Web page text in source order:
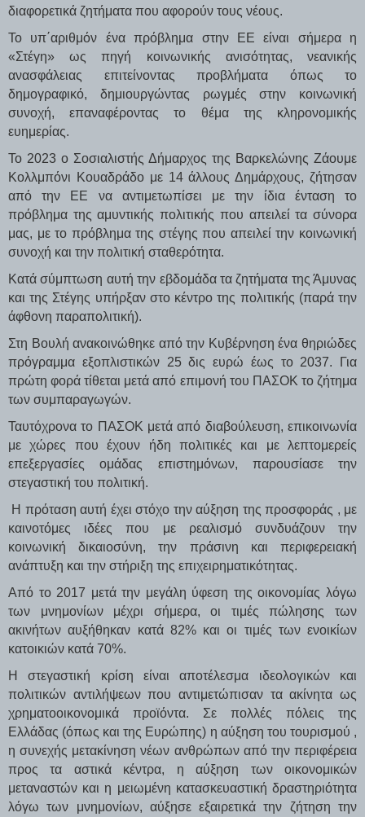
διαφορετικά ζητήματα που αφορούν τους νέους.
Το υπ΄αριθμόν ένα πρόβλημα στην ΕΕ είναι σήμερα η
«Στέγη» ως πηγή κοινωνικής ανισότητας, νεανικής
ανασφάλειας επιτείνοντας προβλήματα όπως το
δημογραφικό, δημιουργώντας ρωγμές στην κοινωνική
συνοχή, επαναφέροντας το θέμα της κληρονομικής
ευημερίας.
Το 2023 ο Σοσιαλιστής Δήμαρχος της Βαρκελώνης Ζάουμε
Κολλμπόνι Κουαδράδο με 14 άλλους Δημάρχους, ζήτησαν
από την ΕΕ να αντιμετωπίσει με την ίδια ένταση το
πρόβλημα της αμυντικής πολιτικής που απειλεί τα σύνορα
μας, με το πρόβλημα της στέγης που απειλεί την κοινωνική
συνοχή και την πολιτική σταθερότητα.
Κατά σύμπτωση αυτή την εβδομάδα τα ζητήματα της Άμυνας
και της Στέγης υπήρξαν στο κέντρο της πολιτικής (παρά την
άφθονη παραπολιτική).
Στη Βουλή ανακοινώθηκε από την Κυβέρνηση ένα θηριώδες
πρόγραμμα εξοπλιστικών 25 δις ευρώ έως το 2037. Για
πρώτη φορά τίθεται μετά από επιμονή του ΠΑΣΟΚ το ζήτημα
των συμπαραγωγών.
Ταυτόχρονα το ΠΑΣΟΚ μετά από διαβούλευση, επικοινωνία
με χώρες που έχουν ήδη πολιτικές και με λεπτομερείς
επεξεργασίες ομάδας επιστημόνων, παρουσίασε την
στεγαστική του πολιτική.
Η πρόταση αυτή έχει στόχο την αύξηση της προσφοράς , με
καινοτόμες ιδέες που με ρεαλισμό συνδυάζουν την
κοινωνική δικαιοσύνη, την πράσινη και περιφερειακή
ανάπτυξη και την στήριξη της επιχειρηματικότητας.
Από το 2017 μετά την μεγάλη ύφεση της οικονομίας λόγω
των μνημονίων μέχρι σήμερα, οι τιμές πώλησης των
ακινήτων αυξήθηκαν κατά 82% και οι τιμές των ενοικίων
κατοικιών κατά 70%.
Η στεγαστική κρίση είναι αποτέλεσμα ιδεολογικών και
πολιτικών αντιλήψεων που αντιμετώπισαν τα ακίνητα ως
χρηματοοικονομικά προϊόντα. Σε πολλές πόλεις της
Ελλάδας (όπως και της Ευρώπης) η αύξηση του τουρισμού ,
η συνεχής μετακίνηση νέων ανθρώπων από την περιφέρεια
προς τα αστικά κέντρα, η αύξηση των οικονομικών
μεταναστών και η μειωμένη κατασκευαστική δραστηριότητα
λόγω των μνημονίων, αύξησε εξαιρετικά την ζήτηση την